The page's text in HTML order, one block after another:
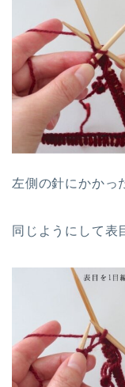
左側の針にかかっ
同じようにして表